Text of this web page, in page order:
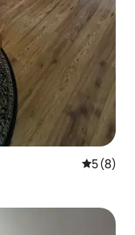
レビュー
5 (8)